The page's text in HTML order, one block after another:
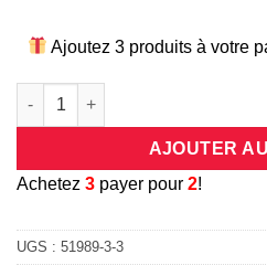
Ajoutez 3 produits à votre
quantité de Coque armure
AJOUTER
Achetez 3 payer pour 2!
UGS : 51989-3-3